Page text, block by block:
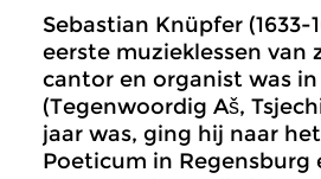
Sebastian Knüpfer (1633-
eerste muzieklessen van
cantor en organist was in
(Tegenwoordig Aš,
jaar was, ging hij naar
Poeticum in Regensburg